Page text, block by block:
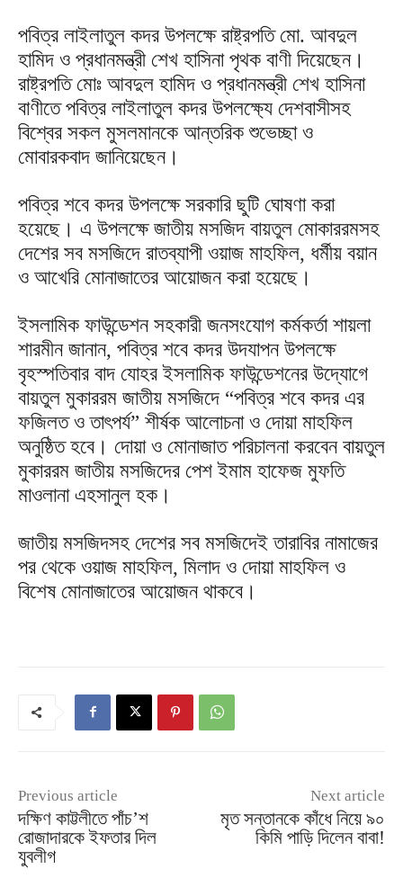
পবিত্র লাইলাতুল কদর উপলক্ষে রাষ্ট্রপতি মো. আবদুল
হামিদ ও প্রধানমন্ত্রী শেখ হাসিনা পৃথক বাণী দিয়েছেন।
রাষ্ট্রপতি মোঃ আবদুল হামিদ ও প্রধানমন্ত্রী শেখ হাসিনা
বাণীতে পবিত্র লাইলাতুল কদর উপলক্ষ্যে দেশবাসীসহ
বিশ্বের সকল মুসলমানকে আন্তরিক শুভেচ্ছা ও
মোবারকবাদ জানিয়েছেন।
পবিত্র শবে কদর উপলক্ষে সরকারি ছুটি ঘোষণা করা
হয়েছে। এ উপলক্ষে জাতীয় মসজিদ বায়তুল মোকাররমসহ
দেশের সব মসজিদে রাতব্যাপী ওয়াজ মাহফিল, ধর্মীয় বয়ান
ও আখেরি মোনাজাতের আয়োজন করা হয়েছে।
ইসলামিক ফাউন্ডেশন সহকারী জনসংযোগ কর্মকর্তা শায়লা
শারমীন জানান, পবিত্র শবে কদর উদযাপন উপলক্ষে
বৃহস্পতিবার বাদ যোহর ইসলামিক ফাউন্ডেশনের উদ্যোগে
বায়তুল মুকাররম জাতীয় মসজিদে “পবিত্র শবে কদর এর
ফজিলত ও তাৎপর্য” শীর্ষক আলোচনা ও দোয়া মাহফিল
অনুষ্ঠিত হবে। দোয়া ও মোনাজাত পরিচালনা করবেন বায়তুল
মুকাররম জাতীয় মসজিদের পেশ ইমাম হাফেজ মুফতি
মাওলানা এহসানুল হক।
জাতীয় মসজিদসহ দেশের সব মসজিদেই তারাবির নামাজের
পর থেকে ওয়াজ মাহফিল, মিলাদ ও দোয়া মাহফিল ও
বিশেষ মোনাজাতের আয়োজন থাকবে।
Previous article
দক্ষিণ কাট্টলীতে পাঁচ’শ
রোজাদারকে ইফতার দিল
যুবলীগ
Next article
মৃত সন্তানকে কাঁধে নিয়ে ৯০
কিমি পাড়ি দিলেন বাবা!